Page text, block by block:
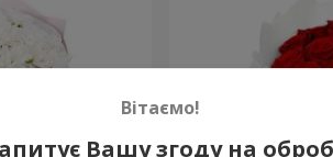
Вітаємо!
Вашу згоду на